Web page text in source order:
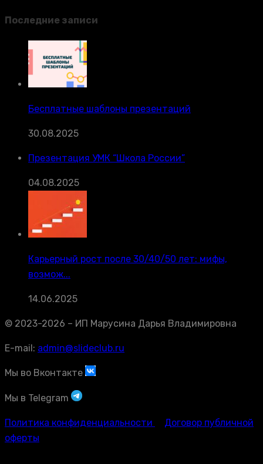
Последние записи
Бесплатные шаблоны презентаций
30.08.2025
Презентация УМК “Школа России”
04.08.2025
Карьерный рост после 30/40/50 лет: мифы,
возмож...
14.06.2025
© 2023-2026 – ИП Марусина Дарья Владимировна
E-mail: admin@slideclub.ru
Мы во Вконтакте
Мы в Telegram
Политика конфиденциальности
Договор публичной
оферты